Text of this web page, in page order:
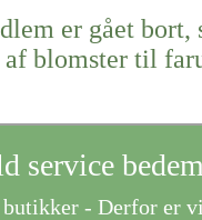
er gået bort,
blomster til
service
butikker - Derfor er